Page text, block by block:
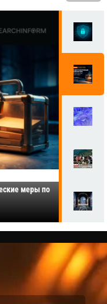
меры по